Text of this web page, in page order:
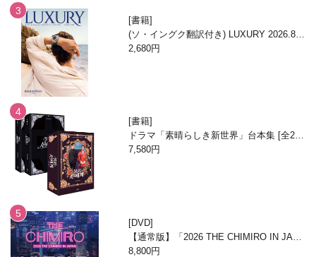
書籍
(ソ・イングク翻訳付き) LUXURY 2026.8月
号
2,680円
書籍
ドラマ「素晴らしき新世界」台本集 [全2
巻/ブックケースエディション]
7,580円
DVD
【通常版】「2026 THE CHIMIRO IN JAPA
N」DVD
8,800円